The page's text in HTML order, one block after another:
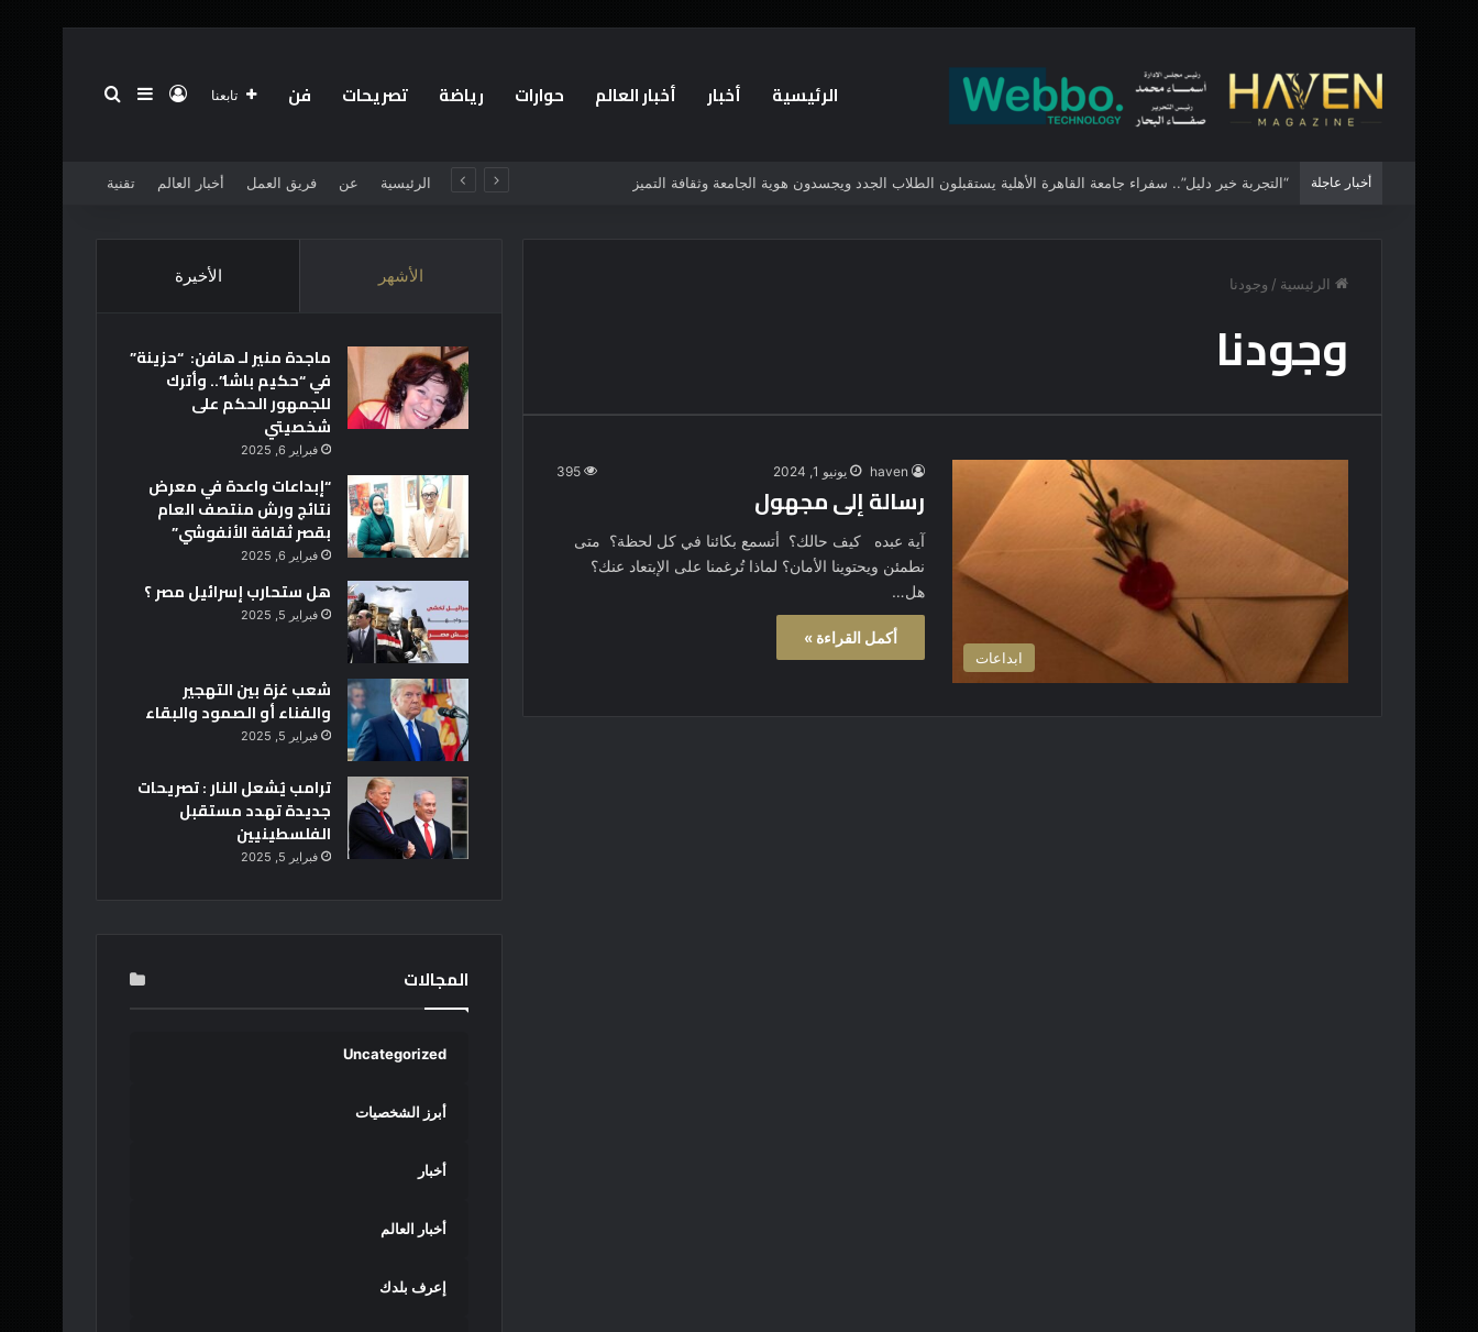
الرئيسية أخبار أخبار العالم حوارات رياضة تصريحات فن تابعنا تسجيل الدخول
إضافة عمود جانبي
أخبار عاجلة “التجربة خير دليل”.. سفراء جامعة القاهرة الأهلية يستقبلون الطلاب الجدد ويجسدون هوية الجامعة وثقافة التميز الرئيسية عن فريق العمل أخبار العالم تقنية
الرئيسية / وجودنا
وجودنا
ابداعات
haven يونيو 1, 2024 395
رسالة إلى مجهول
آية عبده كيف حالك؟ أتسمع بكائنا في كل لحظة؟ متى
نطمئن ويحتوينا الأمان؟ لماذا تُرغمنا على الإبتعاد عنك؟
هل…
أكمل القراءة »
الأشهر الأخيرة
ماجدة منير لـ هافن: “حزينة”
في “حكيم باشا”.. وأترك
للجمهور الحكم على
شخصيتي
فبراير 6, 2025
“إبداعات واعدة في معرض
نتائج ورش منتصف العام
بقصر ثقافة الأنفوشي”
فبراير 6, 2025
هل ستحارب إسرائيل مصر ؟
فبراير 5, 2025
شعب غزة بين التهجير
والفناء أو الصمود والبقاء
فبراير 5, 2025
ترامب يُشعل النار : تصريحات
جديدة تهدد مستقبل
الفلسطينيين
فبراير 5, 2025
المجالات
Uncategorized
أبرز الشخصيات
أخبار
أخبار العالم
إعرف بلدك